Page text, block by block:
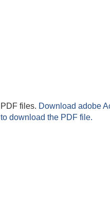
files. Download adobe
download the PDF file.